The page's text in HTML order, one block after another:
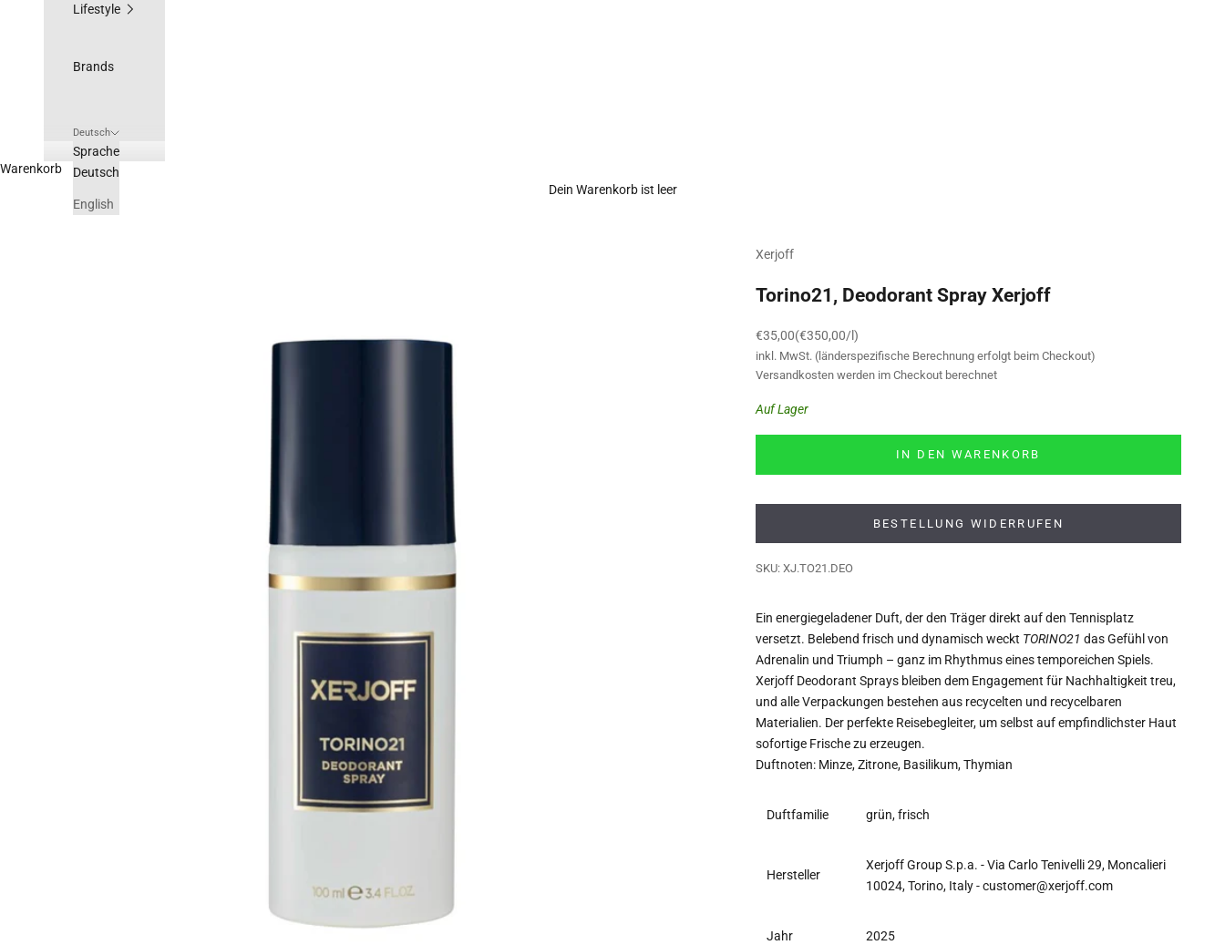
Lifestyle
Brands
Deutsch
Sprache
Deutsch
English
Warenkorb
Dein Warenkorb ist leer
Xerjoff
Torino21, Deodorant Spray Xerjoff
Angebot
€35,00(€350,00/l)
inkl. MwSt. (länderspezifische Berechnung erfolgt beim Checkout)
Versandkostenwerden im Checkout berechnet
Auf Lager
IN DEN WARENKORB
BESTELLUNG WIDERRUFEN
SKU: XJ.TO21.DEO
Ein energiegeladener Duft, der den Träger direkt auf den Tennisplatz
versetzt. Belebend frisch und dynamisch weckt TORINO21 das Gefühl von
Adrenalin und Triumph – ganz im Rhythmus eines temporeichen Spiels.
Xerjoff Deodorant Sprays bleiben dem Engagement für Nachhaltigkeit treu,
und alle Verpackungen bestehen aus recycelten und recycelbaren
Materialien. Der perfekte Reisebegleiter, um selbst auf empfindlichster Haut
sofortige Frische zu erzeugen.
Duftnoten: Minze, Zitrone, Basilikum, Thymian
Duftfamilie grün, frisch
Hersteller
Xerjoff Group S.p.a. - Via Carlo Tenivelli 29, Moncalieri
10024, Torino, Italy - customer@xerjoff.com
Jahr 2025